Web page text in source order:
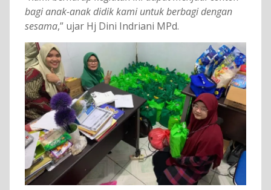
bagi anak-anak didik kami untuk berbagi dengan
sesama,” ujar Hj Dini Indriani MPd.